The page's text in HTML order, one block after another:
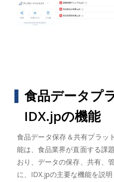
食品データプ
IDX.jpの機能
食品データ保存＆共有プラッ
能は、食品業界が直面する課
おり、データの保存、共有、
に、IDX.jpの主要な機能を説明